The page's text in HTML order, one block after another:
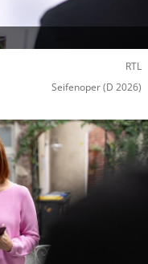
RTL
Seifenoper(D 2026)